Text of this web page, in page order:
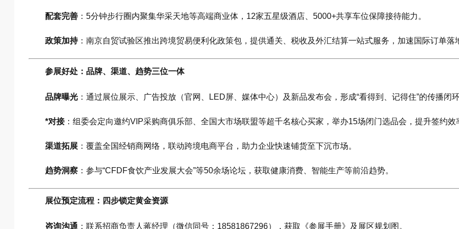
配套完善 ：5分钟步行圈内聚集华采天地等高端商业体，12家五星级酒店、5000+共享车位保障接待能力。
政策加持：南京自贸试验区推出跨境贸易便利化政策包，提供通关、税收及外汇结算一站式服务，加速国际订单落
参展好处：品牌、渠道、趋势三位一体
品牌曝光 ：通过展位展示、广告投放（官网、LED屏、媒体中心）及新品发布会，形成“看得到、记得住”的传播闭环
*对接：组委会定向邀约VIP采购商俱乐部、全国大市场联盟等超千名核心买家，举办15场闭门选品会，提升签约效
渠道拓展 ：覆盖全国经销商网络，联动跨境电商平台，助力企业快速铺货至下沉市场。
趋势洞察 ：参与“CFDF食饮产业发展大会”等50余场论坛，获取健康消费、智能生产等前沿趋势。
展位预定流程：四步锁定黄金资源
咨询沟通 ：联系招商负责人蒋经理（微信同号：18581867296），获取《参展手册》及展区规划图。